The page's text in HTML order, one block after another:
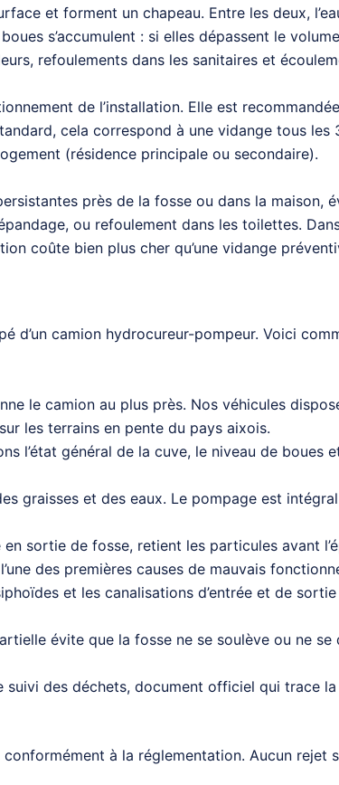
et forment un chapeau. Entre les deux,
s’accumulent : si elles dépassent le
refoulements dans les sanitaires et
de l’installation. Elle est
cela correspond à une vidange tous les
(résidence principale ou secondaire).
près de la fosse ou dans la maison,
ou refoulement dans les toilettes.
coûte bien plus cher qu’une vidange
d’un camion hydrocureur-pompeur. Voici
le camion au plus près. Nos véhicules
les terrains en pente du pays aixois.
l’état général de la cuve, le niveau de boues
graisses et des eaux. Le pompage est
sortie de fosse, retient les particules avant
des premières causes de mauvais
et les canalisations d’entrée et de
évite que la fosse ne se soulève ou ne
suivi des déchets, document officiel qui trace
à la réglementation. Aucun rejet